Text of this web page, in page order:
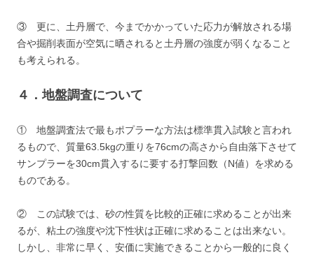
③ 更に、土丹層で、今までかかっていた応力が解放される場
合や掘削表面が空気に晒されると土丹層の強度が弱くなること
も考えられる。
４．地盤調査について
① 地盤調査法で最もポプラーな方法は標準貫入試験と言われ
るもので、質量63.5kgの重りを76cmの高さから自由落下させて
サンプラーを30cm貫入するに要する打撃回数（N値）を求める
ものである。
② この試験では、砂の性質を比較的正確に求めることが出来
るが、粘土の強度や沈下性状は正確に求めることは出来ない。
しかし、非常に早く、安価に実施できることから一般的に良く